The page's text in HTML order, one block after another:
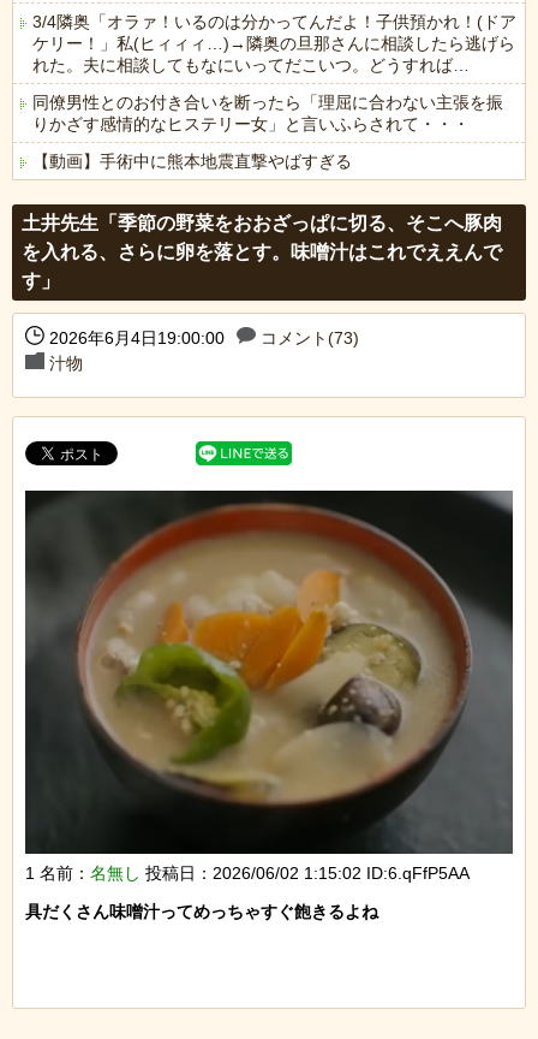
3/4隣奥「オラァ！いるのは分かってんだよ！子供預かれ！(ドア
ケリー！」私(ヒィィィ…)→隣奥の旦那さんに相談したら逃げら
れた。夫に相談してもなにいってだこいつ。どうすれば…
同僚男性とのお付き合いを断ったら「理屈に合わない主張を振
りかざす感情的なヒステリー女」と言いふらされて・・・
【動画】手術中に熊本地震直撃やばすぎる
土井先生「季節の野菜をおおざっぱに切る、そこへ豚肉
を入れる、さらに卵を落とす。味噌汁はこれでええんで
す」
2026年6月4日19:00:00
コメント(73)
汁物
1 名前： 名無し 投稿日：2026/06/02 1:15:02 ID:6.qFfP5AA
具だくさん味噌汁ってめっちゃすぐ飽きるよね